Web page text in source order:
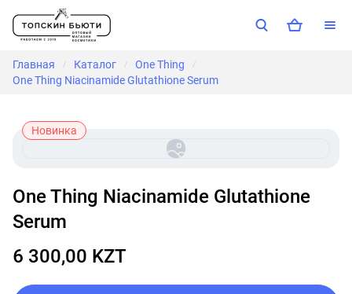
Главная / Каталог / One Thing /
One Thing Niacinamide Glutathione Serum
Новинка
One Thing Niacinamide Glutathione
Serum
6 300,00 KZT